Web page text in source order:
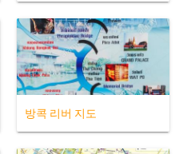
방콕 리버 지도